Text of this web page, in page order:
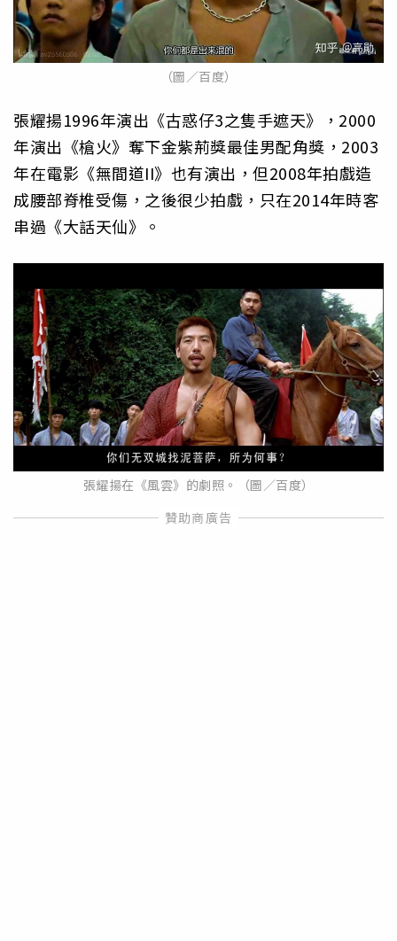
（圖／百度）
張耀揚1996年演出《古惑仔3之隻手遮天》，2000
年演出《槍火》奪下金紫荊獎最佳男配角獎，2003
年在電影《無間道II》也有演出，但2008年拍戲造
成腰部脊椎受傷，之後很少拍戲，只在2014年時客
串過《大話天仙》。
張耀揚在《風雲》的劇照。（圖／百度）